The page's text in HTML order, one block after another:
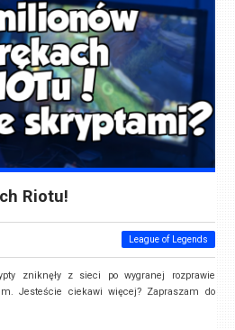
Riotu!
League of Legends
zniknęły z sieci po wygranej rozprawie
Jesteście ciekawi więcej? Zapraszam do